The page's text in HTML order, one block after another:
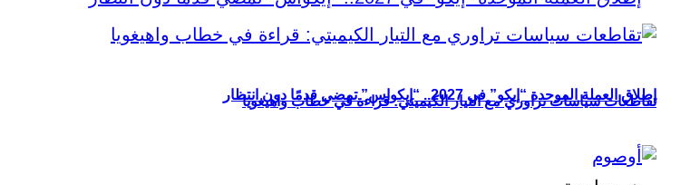
إطلاق العملة الموحدة “إيكو” في 2027.. “إيكواس” تمضي قدمًا دون انتظار
تقاطعات سياسات تراوري مع التيار الكيميتي: قراءة في خطاب واهيغويا